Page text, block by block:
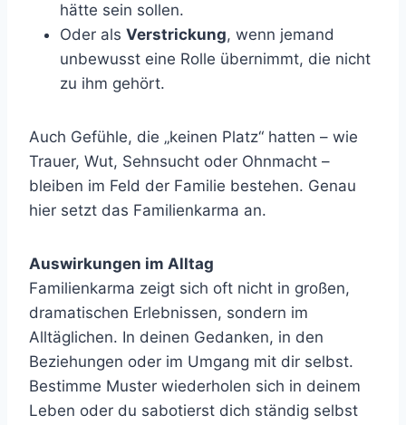
hätte sein sollen.
Oder als Verstrickung, wenn jemand
unbewusst eine Rolle übernimmt, die nicht
zu ihm gehört.
Auch Gefühle, die „keinen Platz“ hatten – wie
Trauer, Wut, Sehnsucht oder Ohnmacht –
bleiben im Feld der Familie bestehen. Genau
hier setzt das Familienkarma an.
Auswirkungen im Alltag
Familienkarma zeigt sich oft nicht in großen,
dramatischen Erlebnissen, sondern im
Alltäglichen. In deinen Gedanken, in den
Beziehungen oder im Umgang mit dir selbst.
Bestimme Muster wiederholen sich in deinem
Leben oder du sabotierst dich ständig selbst